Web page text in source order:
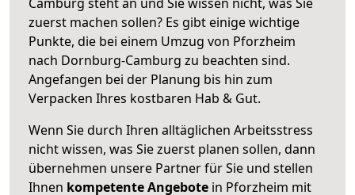
zuerst machen sollen? Es gibt einige wichtige
Punkte, die bei einem Umzug von Pforzheim
nach Dornburg-Camburg zu beachten sind.
Angefangen bei der Planung bis hin zum
Verpacken Ihres kostbaren Hab & Gut.
Wenn Sie durch Ihren alltäglichen Arbeitsstress
nicht wissen, was Sie zuerst planen sollen, dann
übernehmen unsere Partner für Sie und stellen
Ihnen kompetente Angebote in Pforzheim mit